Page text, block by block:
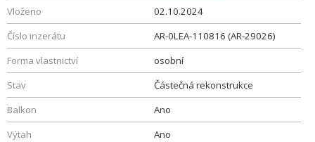
Vloženo
02.10.2024
Číslo inzerátu
AR-0LEA-110816 (AR-29026)
Forma vlastnictví
osobní
Stav
Částečná rekonstrukce
Balkon
Ano
Výtah
Ano